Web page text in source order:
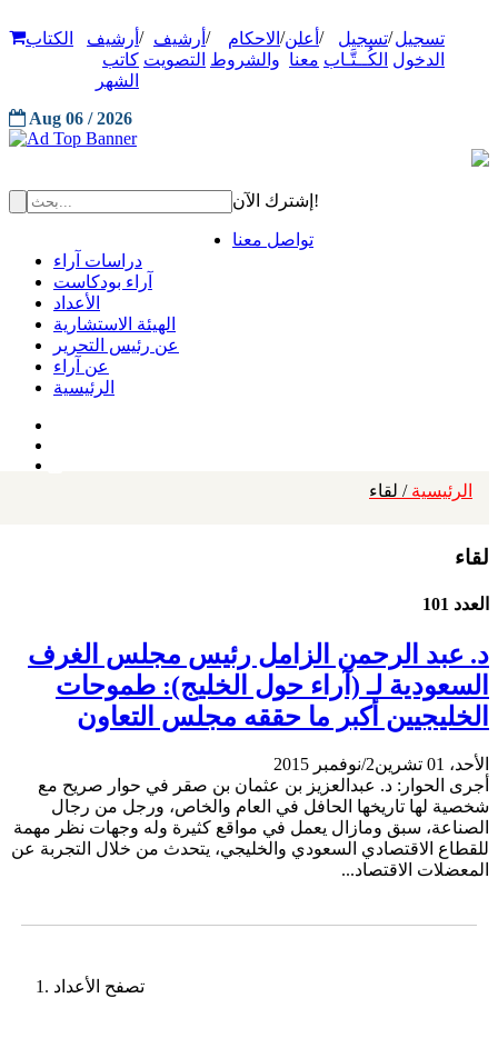
تسجيل
الدخول
/تسجيل
الكُــتَّـاب
/ أعلن
معنا
/ الاحكام
والشروط
/ أرشيف
التصويت
/ أرشيف
كاتب
الشهر
الكتاب
Aug 06 / 2026
إشترك الآن!
تواصل معنا
دراسات آراء
آراء بودكاست
الأعداد
الهيئة الاستشارية
عن رئيس التحرير
عن آراء
الرئيسية
الرئيسية / لقاء
لقاء
العدد 101
د. عبد الرحمن الزامل رئيس مجلس الغرف
السعودية لـ (آراء حول الخليج): طموحات
الخليجيين أكبر ما حققه مجلس التعاون
الأحد، 01 تشرين2/نوفمبر 2015
أجرى الحوار: د. عبدالعزيز بن عثمان بن صقر في حوار صريح مع
شخصية لها تاريخها الحافل في العام والخاص، ورجل من رجال
الصناعة، سبق ومازال يعمل في مواقع كثيرة وله وجهات نظر مهمة
للقطاع الاقتصادي السعودي والخليجي، يتحدث من خلال التجربة عن
المعضلات الاقتصاد...
تصفح الأعداد